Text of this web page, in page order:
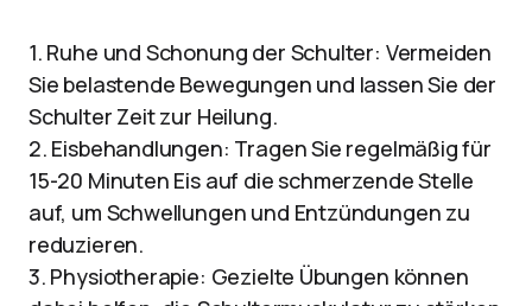
1. Ruhe und Schonung der Schulter: Vermeiden
Sie belastende Bewegungen und lassen Sie der
Schulter Zeit zur Heilung.
2. Eisbehandlungen: Tragen Sie regelmäßig für
15-20 Minuten Eis auf die schmerzende Stelle
auf, um Schwellungen und Entzündungen zu
reduzieren.
3. Physiotherapie: Gezielte Übungen können